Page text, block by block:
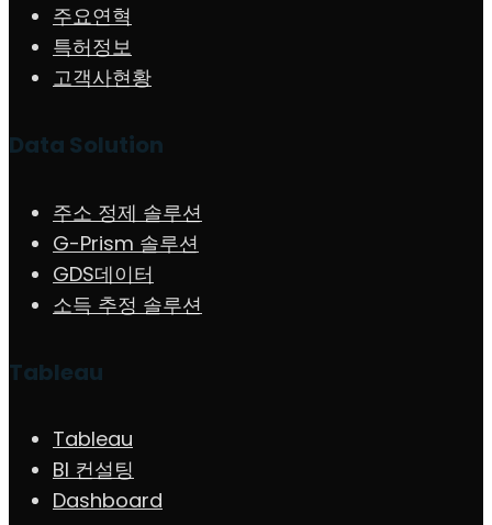
주요연혁
특허정보
고객사현황
Data Solution
주소 정제 솔루션
G-Prism 솔루션
GDS데이터
소득 추정 솔루션
Tableau
Tableau
BI 컨설팅
Dashboard